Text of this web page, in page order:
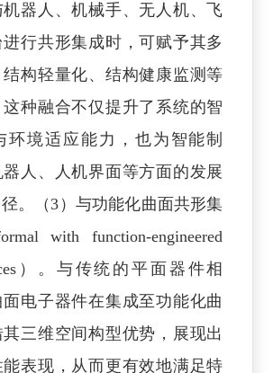
器人、机械手、无人机、飞
行共形集成时，可赋予其多
构轻量化、结构健康监测等
种融合不仅提升了系统的智
环境适应能力，也为智能制
人、人机界面等方面的发展
。（3）与功能化曲面共形集
with function-engineered
）。与传统的平面器件相
面电子器件在集成至功能化曲
三维空间构型优势，展现出
表现，从而更有效地满足特